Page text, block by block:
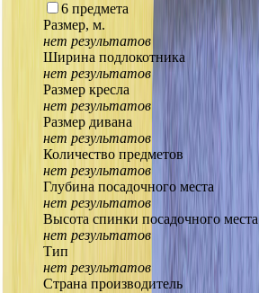
6 предмета
Размер, м.
нет результатов
Ширина подлокотника
нет результатов
Размер кресла
нет результатов
Размер дивана
нет результатов
Количество предметов
нет результатов
Глубина посадочного места
нет результатов
Высота спинки посадочного места
нет результатов
Тип
нет результатов
Страна производитель